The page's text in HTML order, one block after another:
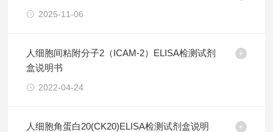
2025-11-06
人细胞间粘附分子2（ICAM-2）ELISA检测试剂
盒说明书
2022-04-24
人细胞角蛋白20(CK20)ELISA检测试剂盒说明